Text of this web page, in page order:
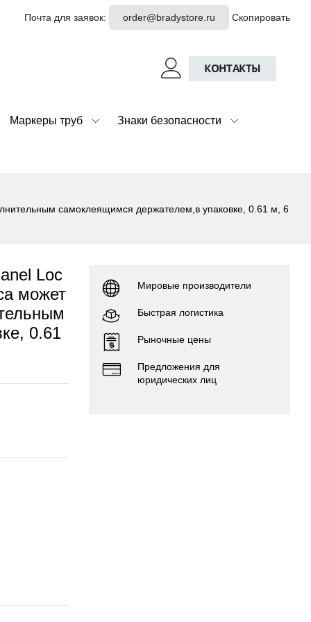
Почта для заявок: order@bradystore.ru Скопировать
КОНТАКТЫ
Маркеры труб Знаки безопасности
самоклеящимся держателем,в упаковке, 0.61 м, 6
Loc
может
0.61
Мировые производители
Быстрая логистика
Рыночные цены
Предложения для
юридических лиц